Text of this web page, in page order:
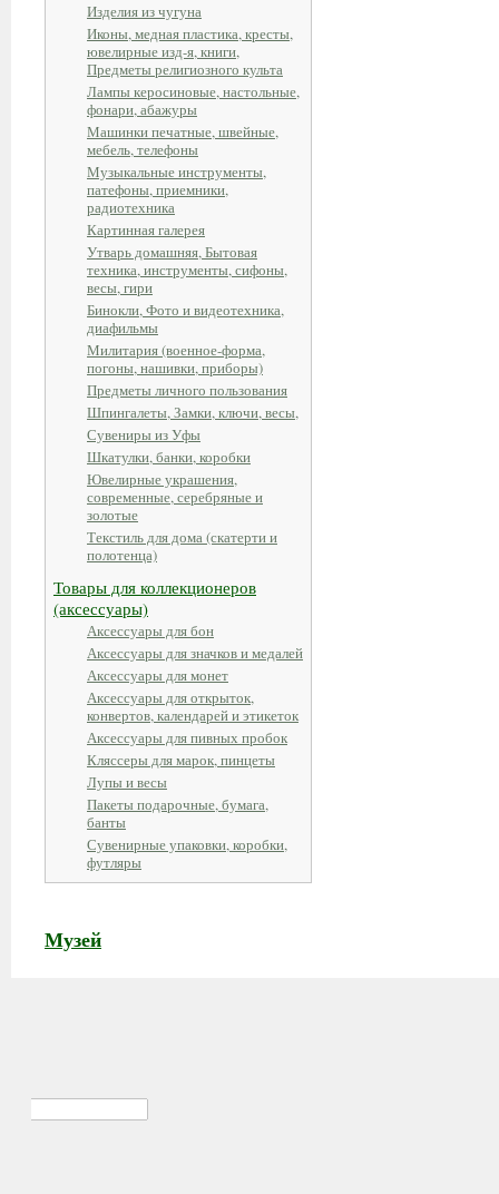
Изделия из чугуна
Иконы, медная пластика, кресты,
ювелирные изд-я, книги,
Предметы религиозного культа
Лампы керосиновые, настольные,
фонари, абажуры
Машинки печатные, швейные,
мебель, телефоны
Музыкальные инструменты,
патефоны, приемники,
радиотехника
Картинная галерея
Утварь домашняя, Бытовая
техника, инструменты, сифоны,
весы, гири
Бинокли, Фото и видеотехника,
диафильмы
Милитария (военное-форма,
погоны, нашивки, приборы)
Предметы личного пользования
Шпингалеты, Замки, ключи, весы,
Сувениры из Уфы
Шкатулки, банки, коробки
Ювелирные украшения,
современные, серебряные и
золотые
Текстиль для дома (скатерти и
полотенца)
Товары для коллекционеров
(аксессуары)
Аксессуары для бон
Аксессуары для значков и медалей
Аксессуары для монет
Аксессуары для открыток,
конвертов, календарей и этикеток
Аксессуары для пивных пробок
Кляссеры для марок, пинцеты
Лупы и весы
Пакеты подарочные, бумага,
банты
Сувенирные упаковки, коробки,
футляры
Музей